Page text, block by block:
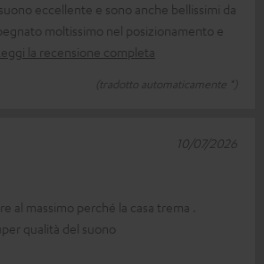
eccellente e sono anche bellissimi da
moltissimo nel posizionamento e
Leggi la recensione completa
(tradotto automaticamente *)
al massimo perché la casa trema .
qualità del suono
10/07/2026